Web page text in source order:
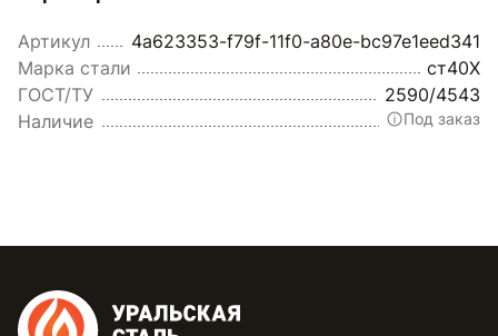
Артикул
4a623353-f79f-11f0-a80e-bc97e1eed341
Марка стали
ст40Х
ГОСТ/ТУ
2590/4543
Наличие
Под заказ